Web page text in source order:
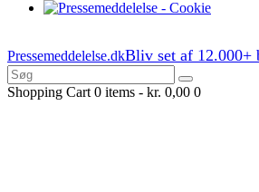
Pressemeddelelse.dkBliv set af 12.000+
Shopping Cart 0 items - kr. 0,00 0